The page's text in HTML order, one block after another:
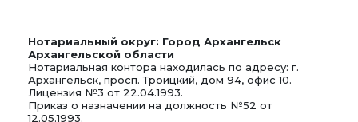
Нотариальный округ: Город Архангельск
Архангельской области
Нотариальная контора находилась по адресу: г.
Архангельск, просп. Троицкий, дом 94, офис 10.
Лицензия №3 от 22.04.1993.
Приказ о назначении на должность №52 от
12.05.1993.